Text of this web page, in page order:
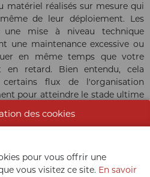
matériel réalisés sur mesure qui
de leur déploiement. Les
une mise à niveau technique
une maintenance excessive ou
en même temps que votre
en retard. Bien entendu, cela
flux de l'organisation
pour atteindre le stade ultime
de transformation.
des cookies
pour vous offrir une
vous visitez ce site. En savoir